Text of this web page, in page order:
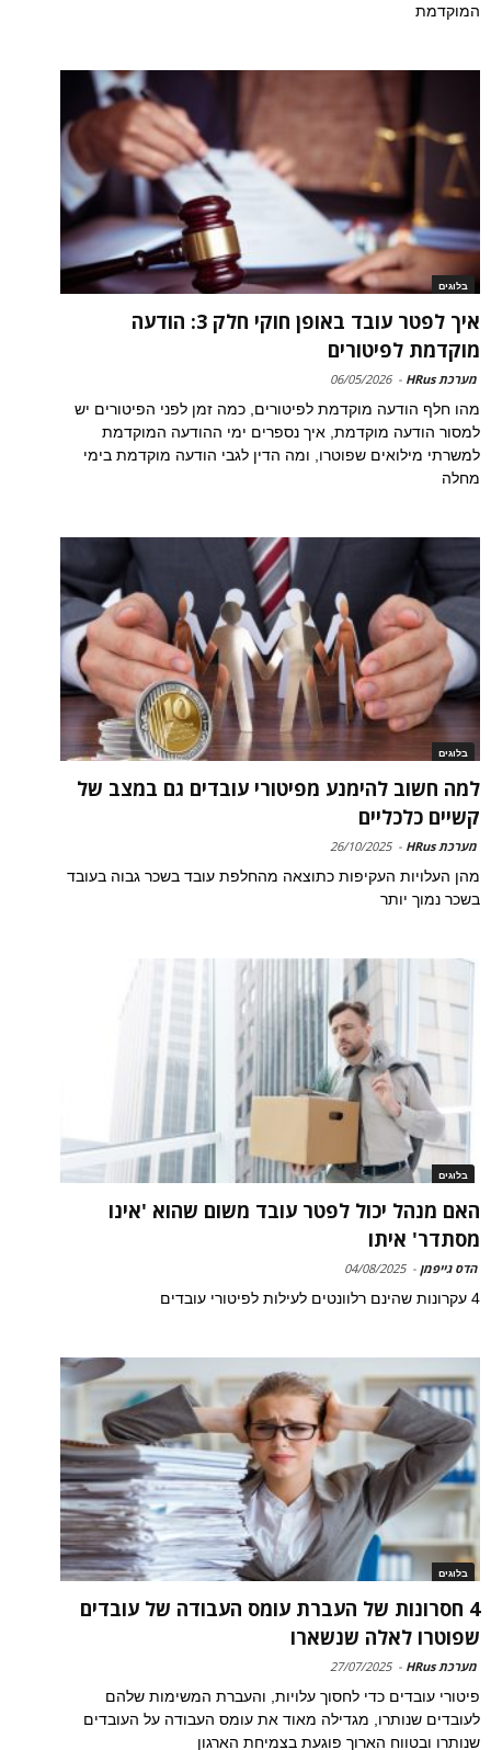
המוקדמת
בלוגים
איך לפטר עובד באופן חוקי חלק 3: הודעה
מוקדמת לפיטורים
מערכת HRus -
06/05/2026
מהו חלף הודעה מוקדמת לפיטורים, כמה זמן לפני הפיטורים יש
למסור הודעה מוקדמת, איך נספרים ימי ההודעה המוקדמת
למשרתי מילואים שפוטרו, ומה הדין לגבי הודעה מוקדמת בימי
מחלה
בלוגים
למה חשוב להימנע מפיטורי עובדים גם במצב של
קשיים כלכליים
מערכת HRus -
26/10/2025
מהן העלויות העקיפות כתוצאה מהחלפת עובד בשכר גבוה בעובד
בשכר נמוך יותר
בלוגים
האם מנהל יכול לפטר עובד משום שהוא 'אינו
מסתדר' איתו
הדס גייפמן -
04/08/2025
4 עקרונות שהינם רלוונטים לעילות לפיטורי עובדים
בלוגים
4 חסרונות של העברת עומס העבודה של עובדים
שפוטרו לאלה שנשארו
מערכת HRus -
27/07/2025
פיטורי עובדים כדי לחסוך עלויות, והעברת המשימות שלהם
לעובדים שנותרו, מגדילה מאוד את עומס העבודה על העובדים
שנותרו ובטווח הארוך פוגעת בצמיחת הארגון